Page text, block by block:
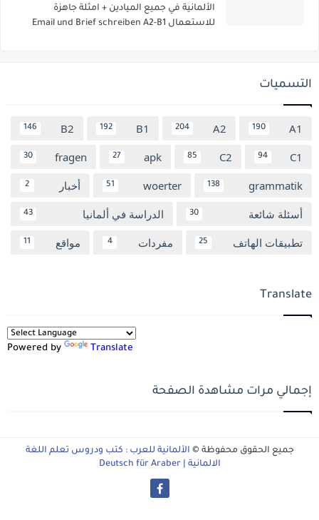
الألمانية في جميع الميادين + امثلة جاهزة
للاستعمال Email und Brief schreiben A2-B1
التسميات
A1
190
A2
204
B1
192
B2
146
C1
94
C2
85
apk
27
fragen
30
grammatik
138
woerter
51 أخبار 2
أسئلة شائعة 30 الدراسة في ألمانيا 43
تطبيقات الهاتف 25 مفردات 4 مواقع 11
Translate
Powered by Translate
إجمالي مرات مشاهدة الصفحة
جميع الحقوق محفوظة © الألمانية للعرب : كتب ودروس تعلم اللغة
الالمانية | Deutsch für Araber